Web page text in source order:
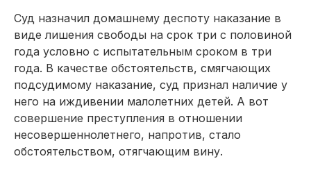
Суд назначил домашнему деспоту наказание в
виде лишения свободы на срок три с половиной
года условно с испытательным сроком в три
года. В качестве обстоятельств, смягчающих
подсудимому наказание, суд признал наличие у
него на иждивении малолетних детей. А вот
совершение преступления в отношении
несовершеннолетнего, напротив, стало
обстоятельством, отягчающим вину.